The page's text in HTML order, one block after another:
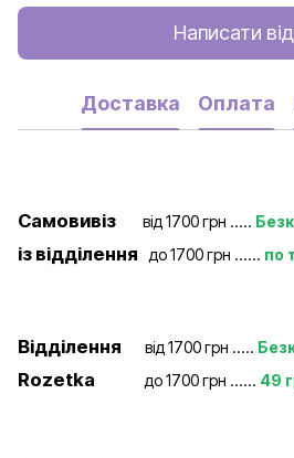
Написати
Доставка Оплата
Самовивіз від 1700 грн .....
із відділення до 1700 грн ...... по
Відділення від 1700 грн .....
Rozetka до 1700 грн ...... 49